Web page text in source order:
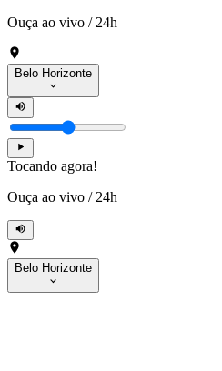
Ouça ao vivo / 24h
Belo Horizonte
Tocando agora!
Ouça ao vivo / 24h
Belo Horizonte